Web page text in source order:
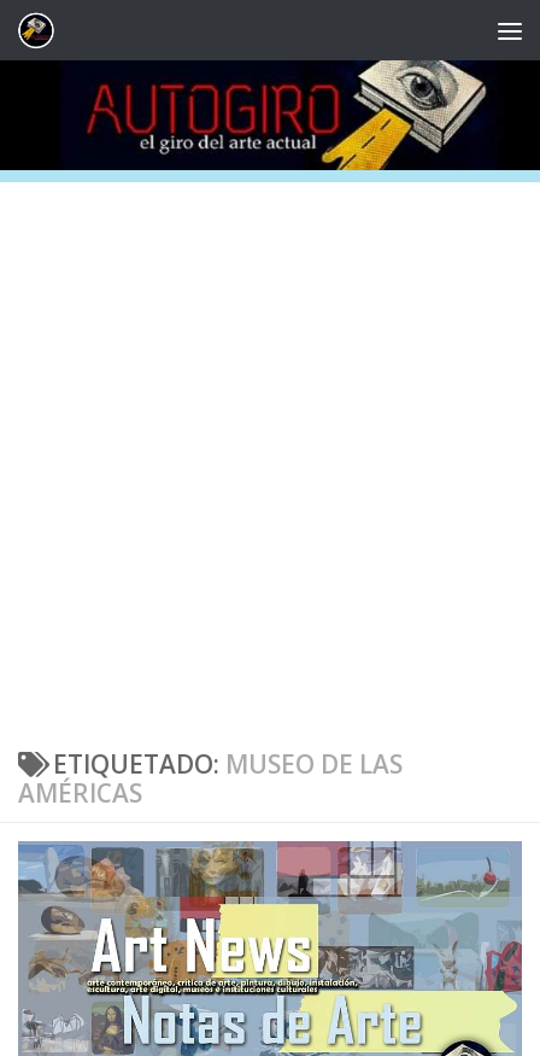
Saltar al contenido
ETIQUETADO: MUSEO DE LAS
AMÉRICAS